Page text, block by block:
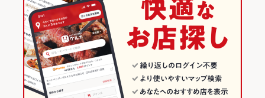
ウェディン
グパーティ
ー二次会
各種宴会・お集まりに対応いたしますごお気軽に相談下さい
ソフトドリンク小学生以下半額
小田急相模原のグルメランキング
小田急相模原の焼肉・ホルモンランキング